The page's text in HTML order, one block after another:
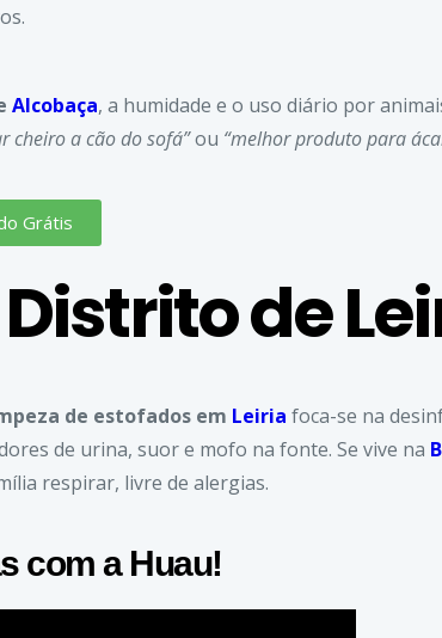
Alcobaça, a humidade e o uso diário por
cheiro a cão do sofá”ou “melhor produto para
Grátis
de
de estofados em Leiria foca-se na
de urina, suor e mofo na fonte. Se vive na
respirar, livre de alergias.
com a Huau!